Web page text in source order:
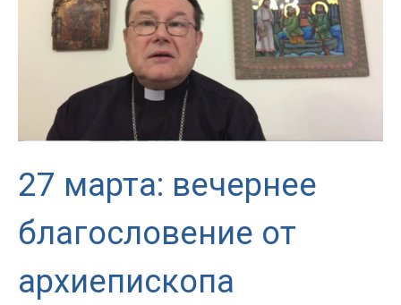
Слова
Божия:
разъясняющая
материалы
27 марта: вечернее
благословение от
архиепископа